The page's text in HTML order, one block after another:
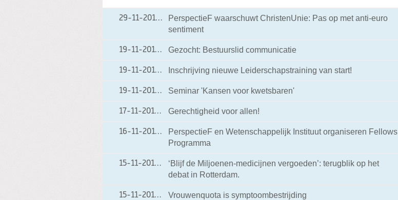
29-11-201229-11-2012 13:58
PerspectieF waarschuwt ChristenUnie: Pas op met anti-euro
sentiment
19-11-201219-11-2012 19:42
Gezocht: Bestuurslid communicatie
19-11-201219-11-2012 19:30
Inschrijving nieuwe Leiderschapstraining van start!
19-11-201219-11-2012 18:50
Seminar 'Kansen voor kwetsbaren'
17-11-201217-11-2012 18:12
Gerechtigheid voor allen!
16-11-201216-11-2012 20:20
PerspectieF en Wetenschappelijk Instituut organiseren Fellows
Programma
15-11-201215-11-2012 19:18
‘Blijf de Miljoenen-medicijnen vergoeden’: terugblik op het
debat in Rotterdam.
15-11-201215-11-2012 19:16
Vrouwenquota is symptoombestrijding